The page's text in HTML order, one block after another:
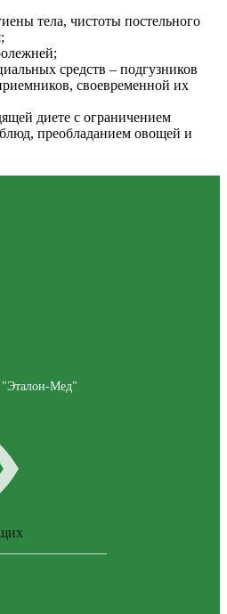
тела, чистоты постельного
средств – подгузников
своевременной их
диете с ограничением
преобладанием овощей и
Мед"